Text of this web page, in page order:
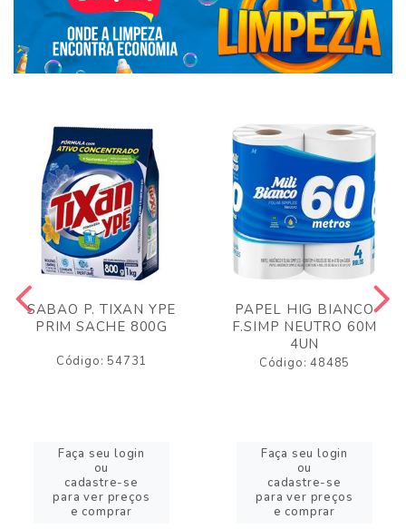
SABAO P. TIXAN YPE
PRIM SACHE 800G
Código: 54731
Faça seu login
ou
cadastre-se
para ver preços
e comprar
PAPEL HIG BIANCO
F.SIMP NEUTRO 60M
4UN
Código: 48485
Faça seu login
ou
cadastre-se
para ver preços
e comprar